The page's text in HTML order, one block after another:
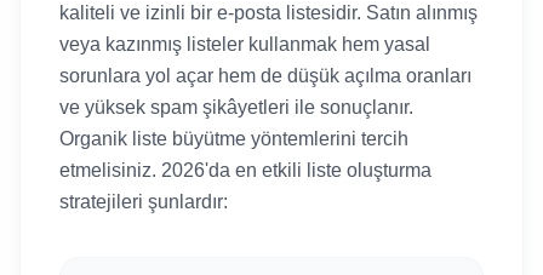
kaliteli ve izinli bir e-posta listesidir. Satın alınmış
veya kazınmış listeler kullanmak hem yasal
sorunlara yol açar hem de düşük açılma oranları
ve yüksek spam şikâyetleri ile sonuçlanır.
Organik liste büyütme yöntemlerini tercih
etmelisiniz. 2026'da en etkili liste oluşturma
stratejileri şunlardır: